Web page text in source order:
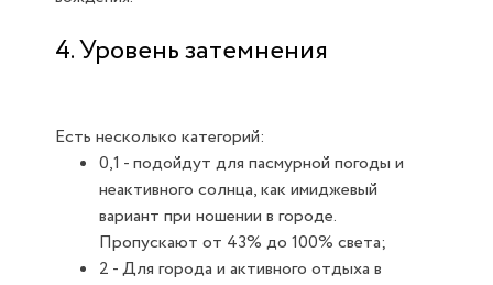
4. Уровень затемнения
Есть несколько категорий:
0,1 - подойдут для пасмурной погоды и
неактивного солнца, как имиджевый
вариант при ношении в городе.
Пропускают от 43% до 100% света;
2 - Для города и активного отдыха в